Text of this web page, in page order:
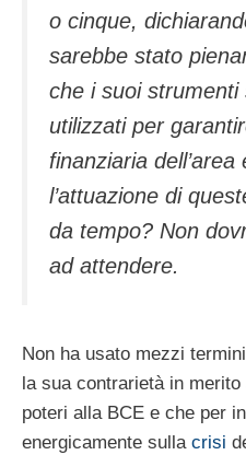
o cinque,
sarebbe stato
che i suoi
utilizzati per
finanziaria
l’attuazione di
da tempo? Non
ad attendere.
Non ha usato mezzi termini
la sua contrarietà in merito
poteri alla BCE e che per
energicamente sulla crisi